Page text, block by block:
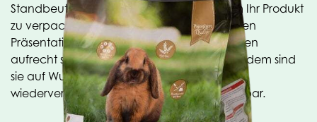
Standbeutel eignen sich hervorragend, um Ihr Produkt
zu verpacken. Zudem haben sie einen hohen
Präsentationswert. Standbodenbeutel bleiben
aufrecht stehen, wenn Sie diese befüllen. Zudem sind
sie auf Wunsch mit Handgriff oder
wiederverschließbarem Reißverschluss lieferbar.